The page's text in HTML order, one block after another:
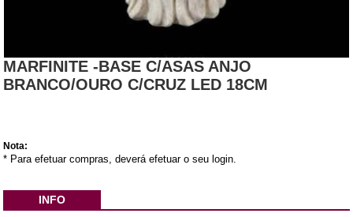
MARFINITE -BASE C/ASAS ANJO
BRANCO/OURO C/CRUZ LED 18CM
Nota:
* Para efetuar compras, deverá efetuar o seu login.
INFO